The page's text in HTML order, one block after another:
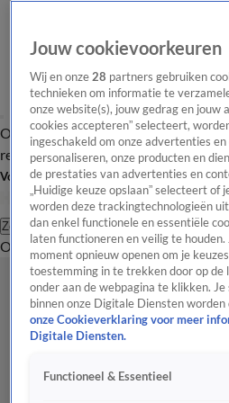
Overzicht Laatste nieuws Regionieuws
redactie
Volg Hart van Nederland
Zoeken
OverzichtRegioUitzendingenWeer
Jouw cookievoorkeuren
Wij en onze28 partners gebruiken
technieken om informatie te
onze website(s), jouw gedrag en jouw
cookies accepteren” selecteert,
ingeschakeld om onze advertenties
personaliseren, onze producten en
de prestaties van advertenties en
„Huidige keuze opslaan” selecteert of
worden deze trackingtechnologieën
dan enkel functionele en essentiële
laten functioneren en veilig te
moment opnieuw openen om je
toestemming in te trekken door op de
onder aan de webpagina te klikken. Je
binnen onze Digitale Diensten worden
onze Cookieverklaring voor meer
Digitale Diensten.
Functioneel & Essentieel